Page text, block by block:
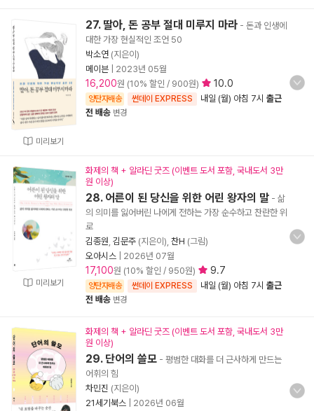
미리보기
27. 딸아, 돈 공부 절대 미루지 마라 - 돈과 인생에
대한 가장 현실적인 조언 50
박소연 (지은이)
메이븐
2023년 05월
16,200원 (10% 할인 / 900원) 10.0
양탄자배송 썬데이 EXPRESS 내일 (월) 아침 7시 출근
전 배송 변경
미리보기
화제의 책 + 알라딘 굿즈 (이벤트 도서 포함, 국내도서 3만
원 이상)
28. 어른이 된 당신을 위한 어린 왕자의 말 - 삶
의 의미를 잃어버린 나에게 전하는 가장 순수하고 찬란한 위
로
김종원 김문주 (지은이), 찬H (그림)
오아시스
2026년 07월
17,100원 (10% 할인 / 950원) 9.7
양탄자배송 썬데이 EXPRESS 내일 (월) 아침 7시 출근
전 배송 변경
화제의 책 + 알라딘 굿즈 (이벤트 도서 포함, 국내도서 3만
원 이상)
29. 단어의 쓸모 - 평범한 대화를 더 근사하게 만드는
어휘의 힘
차민진 (지은이)
21세기북스
2026년 06월